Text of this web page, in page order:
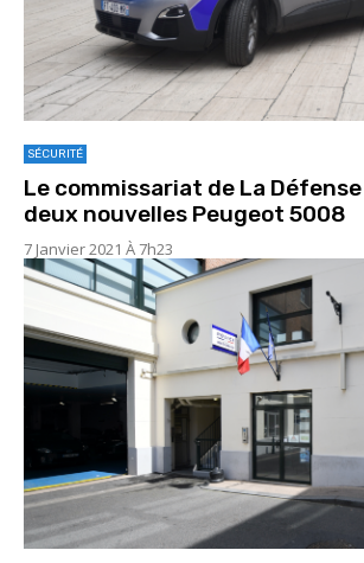
SÉCURITÉ
Le commissariat de La Défense
deux nouvelles Peugeot 5008
7 Janvier 2021 À 7h23